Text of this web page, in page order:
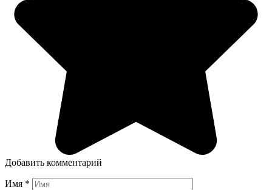
Добавить комментарий
Имя *